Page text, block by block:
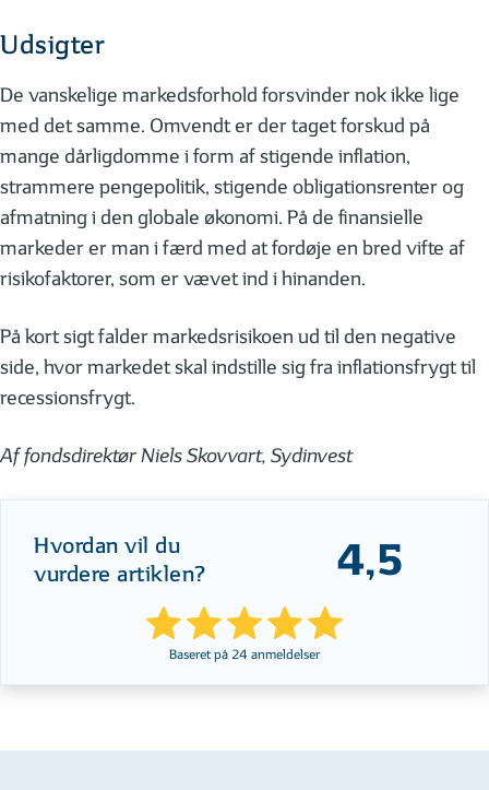
Udsigter
De vanskelige markedsforhold forsvinder nok ikke lige
med det samme. Omvendt er der taget forskud på
mange dårligdomme i form af stigende inflation,
strammere pengepolitik, stigende obligationsrenter og
afmatning i den globale økonomi. På de finansielle
markeder er man i færd med at fordøje en bred vifte af
risikofaktorer, som er vævet ind i hinanden.
På kort sigt falder markedsrisikoen ud til den negative
side, hvor markedet skal indstille sig fra inflationsfrygt til
recessionsfrygt.
Af fondsdirektør Niels Skovvart, Sydinvest
Hvordan vil du
vurdere artiklen?
4,5
Baseret på 24 anmeldelser